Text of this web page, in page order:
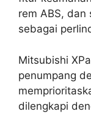
rem ABS, dan
sebagai
Mitsubishi
penumpang
dilengkapi